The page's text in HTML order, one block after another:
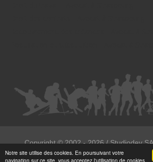
Notre site utilise des cookies. En poursuivant votre
navigation sur ce site, vous acceptez l'utilisation de cookies
Copyright ©2002 - 2026/ Studiodev
Registration4all